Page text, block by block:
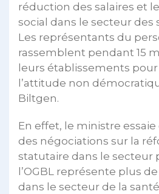
réduction des salaires et
social dans le secteur des
Les représentants du
rassemblent pendant 15
leurs établissements
l’attitude non
Biltgen.
En effet, le ministre essaie
des négociations sur la
statutaire dans le secteur
l’OGBL représente plus
dans le secteur de la